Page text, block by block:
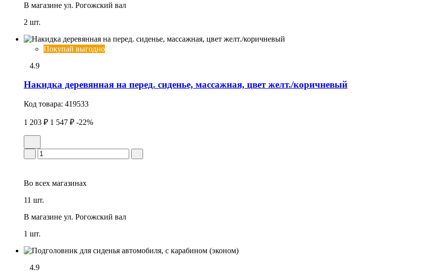
В магазине ул. Рогожский вал
2 шт.
Покупай выгодно
4.9
Накидка деревянная на перед. сиденье, массажная, цвет желт./коричневый
Код товара: 419533
1 203 ₽ 1 547 ₽ -22%
Во всех магазинах
11 шт.
В магазине ул. Рогожский вал
1 шт.
4.9